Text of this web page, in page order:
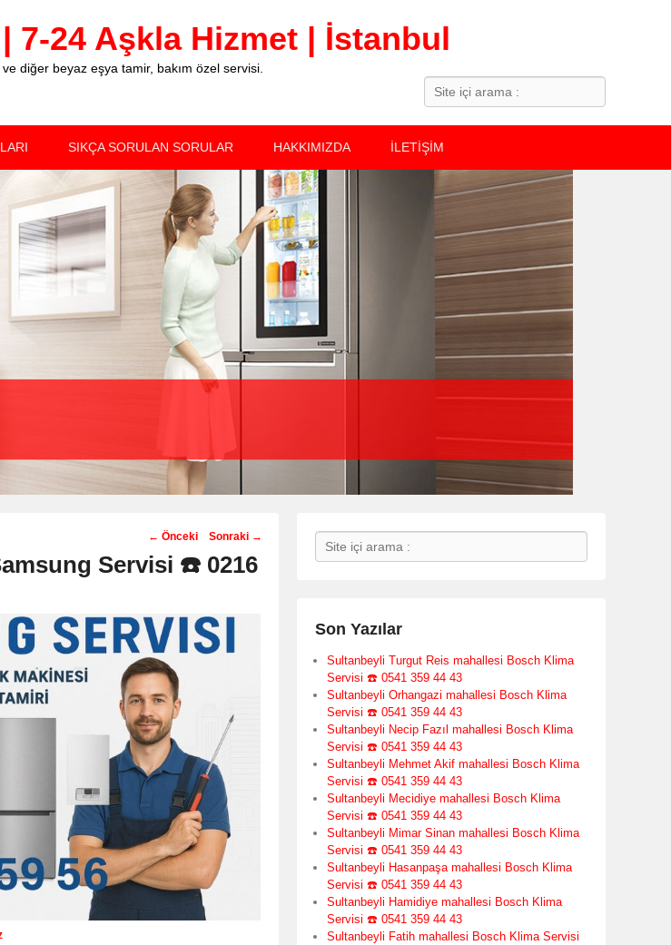
24 Aşkla Hizmet | İstanbul
diğer beyaz eşya tamir, bakım özel servisi.
Search
SIKÇA SORULAN SORULAR HAKKIMIZDA İLETİŞİM
Post
navigation
← Önceki Sonraki →
Servisi ☎️ 0216
Search
Son Yazılar
Sultanbeyli Turgut Reis mahallesi Bosch Klima
Servisi ☎️ 0541 359 44 43
Sultanbeyli Orhangazi mahallesi Bosch Klima
Servisi ☎️ 0541 359 44 43
Sultanbeyli Necip Fazıl mahallesi Bosch Klima
Servisi ☎️ 0541 359 44 43
Sultanbeyli Mehmet Akif mahallesi Bosch Klima
Servisi ☎️ 0541 359 44 43
Sultanbeyli Mecidiye mahallesi Bosch Klima
Servisi ☎️ 0541 359 44 43
Sultanbeyli Mimar Sinan mahallesi Bosch Klima
Servisi ☎️ 0541 359 44 43
Sultanbeyli Hasanpaşa mahallesi Bosch Klima
Servisi ☎️ 0541 359 44 43
Sultanbeyli Hamidiye mahallesi Bosch Klima
Servisi ☎️ 0541 359 44 43
Sultanbeyli Fatih mahallesi Bosch Klima Servisi